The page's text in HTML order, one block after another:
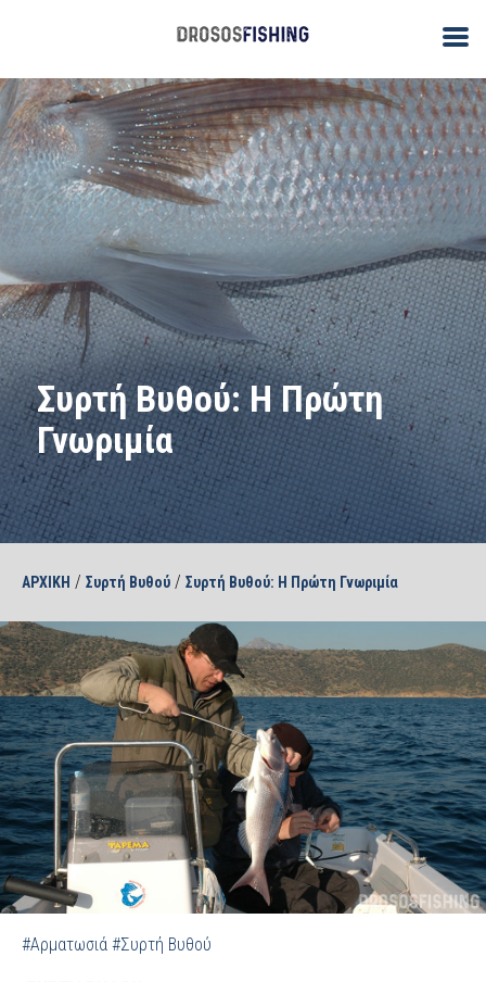
Συρτή Βυθού: Η Πρώτη
Γνωριμία
ΑΡΧΙΚΗ / Συρτή Βυθού / Συρτή Βυθού: Η Πρώτη Γνωριμία
#Αρματωσιά #Συρτή Βυθού